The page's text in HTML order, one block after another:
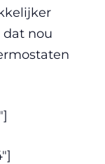
dat nou